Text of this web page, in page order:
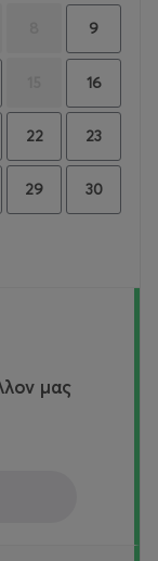
9
16
22 23
29 30
μας